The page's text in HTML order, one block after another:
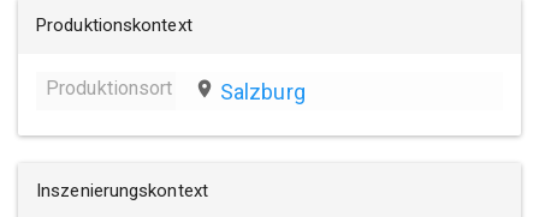
Produktionskontext
Produktionsort place Salzburg
Inszenierungskontext